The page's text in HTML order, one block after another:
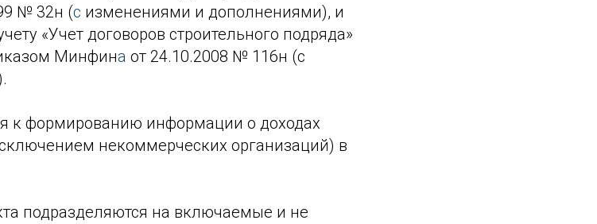
№ 32н (с изменениями и дополнениями), и
«Учет договоров строительного подряда»
Минфина от 24.10.2008 № 116н (с
к формированию информации о доходах
некоммерческих организаций) в
подразделяются на включаемые и не